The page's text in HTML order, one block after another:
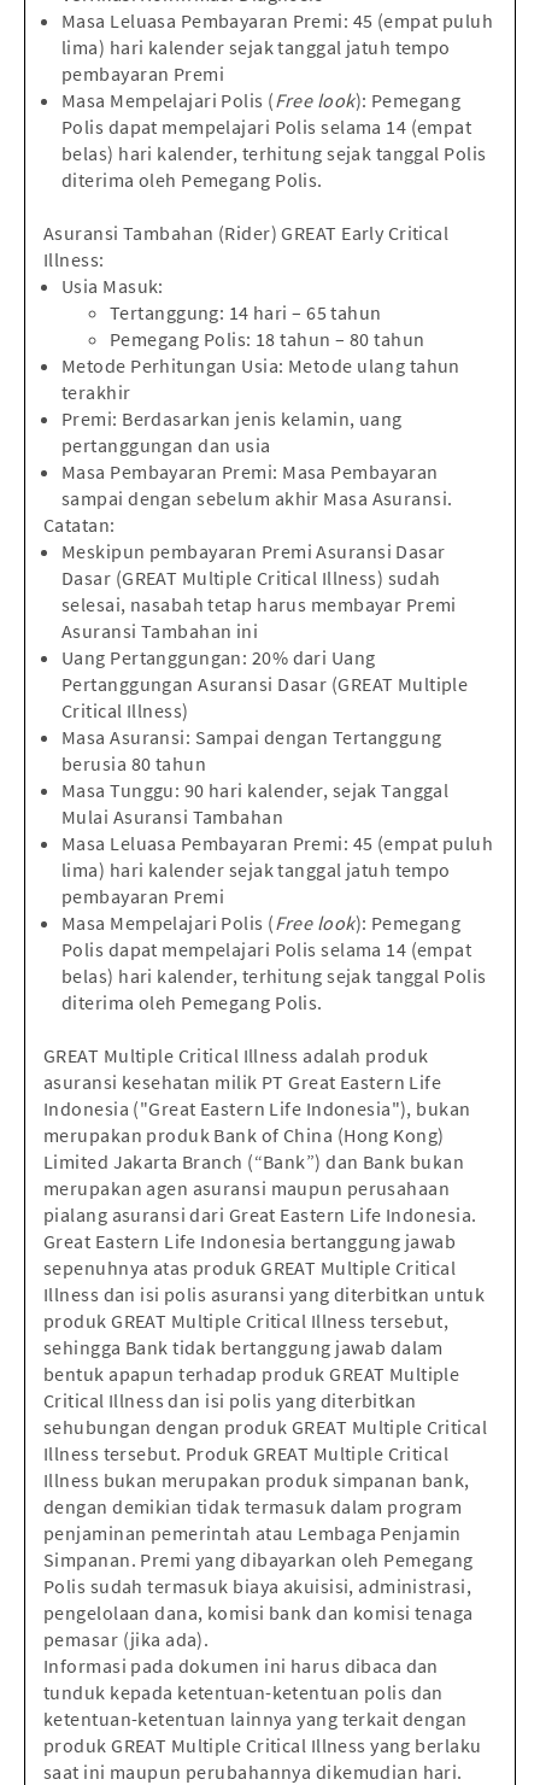
Masa Leluasa Pembayaran Premi: 45 (empat puluh
lima) hari kalender sejak tanggal jatuh tempo
pembayaran Premi
Masa Mempelajari Polis (Free look): Pemegang
Polis dapat mempelajari Polis selama 14 (empat
belas) hari kalender, terhitung sejak tanggal Polis
diterima oleh Pemegang Polis.
Asuransi Tambahan (Rider) GREAT Early Critical
Illness:
Usia Masuk:
Tertanggung: 14 hari – 65 tahun
Pemegang Polis: 18 tahun – 80 tahun
Metode Perhitungan Usia: Metode ulang tahun
terakhir
Premi: Berdasarkan jenis kelamin, uang
pertanggungan dan usia
Masa Pembayaran Premi: Masa Pembayaran
sampai dengan sebelum akhir Masa Asuransi.
Catatan:
Meskipun pembayaran Premi Asuransi Dasar
Dasar (GREAT Multiple Critical Illness) sudah
selesai, nasabah tetap harus membayar Premi
Asuransi Tambahan ini
Uang Pertanggungan: 20% dari Uang
Pertanggungan Asuransi Dasar (GREAT Multiple
Critical Illness)
Masa Asuransi: Sampai dengan Tertanggung
berusia 80 tahun
Masa Tunggu: 90 hari kalender, sejak Tanggal
Mulai Asuransi Tambahan
Masa Leluasa Pembayaran Premi: 45 (empat puluh
lima) hari kalender sejak tanggal jatuh tempo
pembayaran Premi
Masa Mempelajari Polis (Free look): Pemegang
Polis dapat mempelajari Polis selama 14 (empat
belas) hari kalender, terhitung sejak tanggal Polis
diterima oleh Pemegang Polis.
GREAT Multiple Critical Illness adalah produk
asuransi kesehatan milik PT Great Eastern Life
Indonesia ("Great Eastern Life Indonesia"), bukan
merupakan produk Bank of China (Hong Kong)
Limited Jakarta Branch (“Bank”) dan Bank bukan
merupakan agen asuransi maupun perusahaan
pialang asuransi dari Great Eastern Life Indonesia.
Great Eastern Life Indonesia bertanggung jawab
sepenuhnya atas produk GREAT Multiple Critical
Illness dan isi polis asuransi yang diterbitkan untuk
produk GREAT Multiple Critical Illness tersebut,
sehingga Bank tidak bertanggung jawab dalam
bentuk apapun terhadap produk GREAT Multiple
Critical Illness dan isi polis yang diterbitkan
sehubungan dengan produk GREAT Multiple Critical
Illness tersebut. Produk GREAT Multiple Critical
Illness bukan merupakan produk simpanan bank,
dengan demikian tidak termasuk dalam program
penjaminan pemerintah atau Lembaga Penjamin
Simpanan. Premi yang dibayarkan oleh Pemegang
Polis sudah termasuk biaya akuisisi, administrasi,
pengelolaan dana, komisi bank dan komisi tenaga
pemasar (jika ada).
Informasi pada dokumen ini harus dibaca dan
tunduk kepada ketentuan-ketentuan polis dan
ketentuan-ketentuan lainnya yang terkait dengan
produk GREAT Multiple Critical Illness yang berlaku
saat ini maupun perubahannya dikemudian hari.